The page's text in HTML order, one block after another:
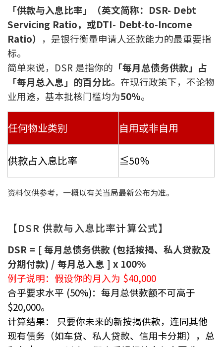
联络我们
联络方式
网上申请按揭转介
条款及细则
私隐政策
本网页所提供资料仅作参考用途。
若因错漏而引致任何不便或损失，中原按揭概不负责。
2889 2886 / cmb@mail.centanet.com
© 2026 中原按揭经纪有限公司 Centaline Mortgage Broker Limited 版权所有
条款及细则
私隐政策声明
「供款与入息比率」（英文简称：DSR- Debt
Servicing Ratio，或DTI- Debt-to-Income
Ratio） ，是银行衡量申请人还款能力的最重要指
标。
简单来说，DSR 是指你的 「每月总债务供款」占
「每月总入息」的百分比。在现行政策下，不论物
业用途，基本批核门槛均为50%。
任何物业类别 自用或非自用
供款占入息比率 ≦50％
资料仅供参考，一概以有关当局最新公布为准。
【DSR 供款与入息比率计算公式】
DSR = [ 每月总债务供款 (包括按揭、私人贷款及
分期付款) / 每月总入息 ] x 100%
例子说明：假设你的月入为 $40,000
合乎要求水平 (50%)：每月总供款额不可高于
$20,000。
计算结果： 只要你未来的新按揭供款，连同其他
现有债务（如车贷、私人贷款、信用卡分期），总